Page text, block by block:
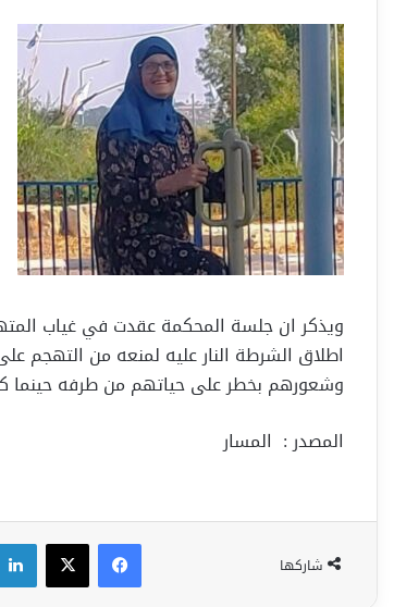
ويذكر ان جلسة المحكمة عقدت في غياب
اطلاق الشرطة النار عليه لمنعه من التهجم
وشعورهم بخطر على حياتهم من طرفه حينما
المصدر : المسار
شاركها
فيسبوك‫X